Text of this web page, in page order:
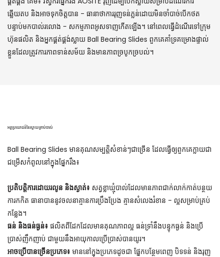
ឆ្លើយតប និងអាចទុកចិត្តបាន - ធានាថាការរុញទន់ភ្លន់ដោយមិនចាំបាច់បើកថត
បន្ទាប់មកបាល់រលោង - សកម្មភាពអូសទាញកើតឡើង។ នៅពេលធ្វើដំណើរទៅក្រុម
ហ៊ុនផលិត និងអ្នកផ្គត់ផ្គង់ស្លាយ Ball Bearing Slides ពួកគេគាំទ្រគម្រោងផ្ទាល់
ខ្លួនដែលត្រូវការភាពទាន់សម័យ និងមានភាពច្របូកច្របល់។
អត្ថប្រយោជន៍នៃស្លាយគ្រាប់បាល់
Ball Bearing Slides មានគុណសម្បត្តិសំខាន់ៗជាច្រើន ដែលធ្វើឲ្យពួកគេក្លាយជា
ជម្រើសកំពូលនៅក្នុងផ្នែករឹង៖
ប្រតិបត្តិការដោយរលូន និងស្ងាត់៖ សត្វខ្លាឃ្មុំបាល់ដែលមានភាពជាក់លាក់កាត់បន្ថយ
ការកកិត ធានាបាននូវចលនាគ្មានការប្រឹងប្រែង គ្មានសំលេងរំខាន - ល្អសម្រាប់គ្រប់
កន្លែង។
ធន់ និងធន់ធ្ងន់៖ ផលិតពីដែកដែលមានគុណភាពល្អ ធន់ទ្រាំនឹងបន្ទុកធ្ងន់ និងប្រើ
ប្រាស់ញឹកញាប់ ជាមួយនឹងអាយុកាលប្រើប្រាស់បានយូរ។
អាចប្រើបានច្រើនប្រភេទ៖ មាននៅក្នុងប្រភេទដូចជា ផ្នែកបន្ថែមពេញ បិទទន់ និងរុញ